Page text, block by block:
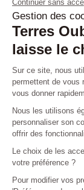
Découvrir Terres
Blog
Les niveaux des circuits
Préparez votre voyage
Nos brochures